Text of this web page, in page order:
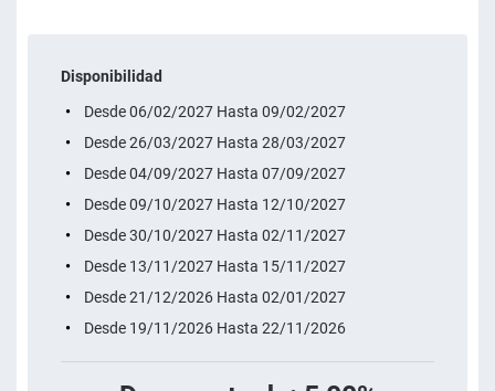
Disponibilidad
Desde 06/02/2027 Hasta 09/02/2027
Desde 26/03/2027 Hasta 28/03/2027
Desde 04/09/2027 Hasta 07/09/2027
Desde 09/10/2027 Hasta 12/10/2027
Desde 30/10/2027 Hasta 02/11/2027
Desde 13/11/2027 Hasta 15/11/2027
Desde 21/12/2026 Hasta 02/01/2027
Desde 19/11/2026 Hasta 22/11/2026